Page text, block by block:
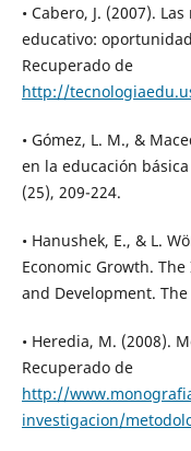
• Cabero, J. (2007).
educativo:
Recuperado de
http://
• Gómez, L. M., &
en la educación
(25), 209-224.
• Hanushek, E., & L.
Economic Growth.
and Development.
• Heredia, M. (2008).
Recuperado de
http://
investigacion/